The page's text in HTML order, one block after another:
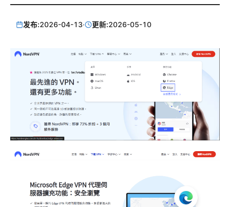
发布:2026-04-13· 更新:2026-05-10